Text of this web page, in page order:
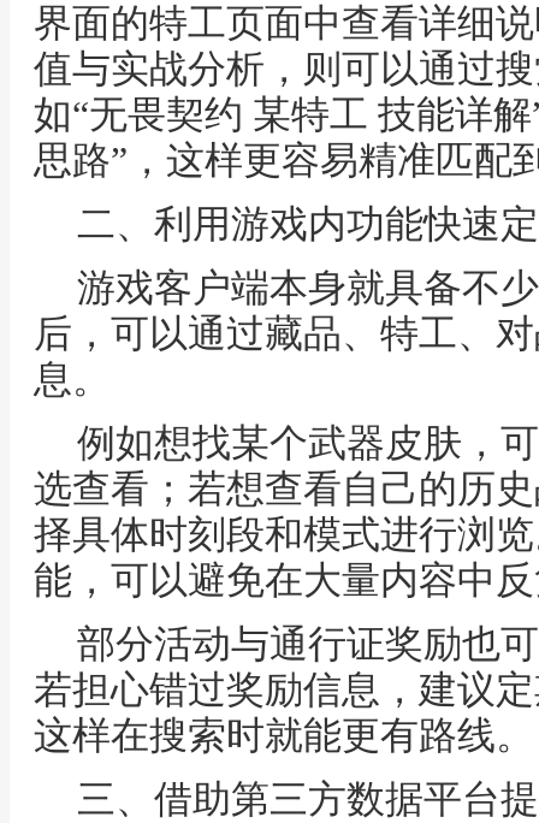
界面的特工页面中查看详细
值与实战分析，则可以通过
如“无畏契约 某特工 技能详
思路”，这样更容易精准匹配
二、利用游戏内功能快速
游戏客户端本身就具备不
后，可以通过藏品、特工、
息。
例如想找某个武器皮肤，
选查看；若想查看自己的历
择具体时刻段和模式进行浏
能，可以避免在大量内容中
部分活动与通行证奖励也
若担心错过奖励信息，建议
这样在搜索时就能更有路线。
三、借助第三方数据平台